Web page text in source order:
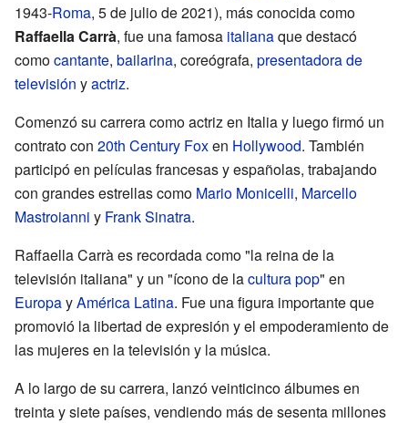
1943-Roma, 5 de julio de 2021), más conocida como
Raffaella Carrà, fue una famosa italianaque destacó
comocantante, bailarina, coreógrafa, presentadora de
televisión yactriz.
Comenzó su carrera como actriz en Italia y luego firmó un
contrato con 20th Century Foxen Hollywood. También
participó en películas francesas y españolas, trabajando
con grandes estrellas como Mario Monicelli, Marcello
Mastroianni y Frank Sinatra.
Raffaella Carrà es recordada como "la reina de la
televisión italiana" y un "ícono de lacultura pop" en
EuropayAmérica Latina. Fue una figura importante que
promovió la libertad de expresión y el empoderamiento de
las mujeres en la televisión y la música.
A lo largo de su carrera, lanzó veinticinco álbumes en
treinta y siete países, vendiendo más de sesenta millones